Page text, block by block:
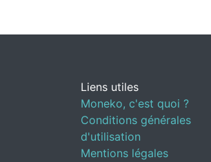
Liens utiles
Moneko, c'est quoi ?
Conditions générales
d'utilisation
Mentions légales